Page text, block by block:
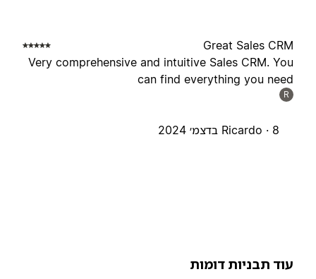
Great Sales
Very comprehensive and intuitive Sales CRM.
can find everything you
Ricardo ·
תבניות דומות